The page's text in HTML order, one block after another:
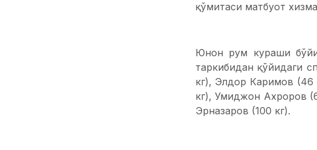
қўмитаси матбуот
Юнон рум кураши
таркибидан қўйидаги
кг), Элдор Каримов (46
кг), Умиджон Ахроров
Эрназаров (100 кг).